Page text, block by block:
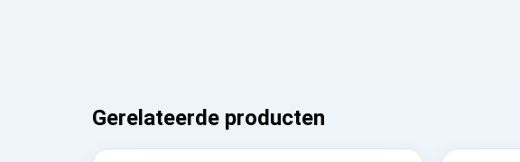
Gerelateerde producten